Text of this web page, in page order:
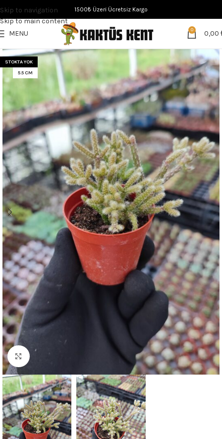
Skip to navigation
Skip to main content
1500₺ Üzeri Ücretsiz Kargo
MENU 0 0,00
STOKTA YOK
5.5 CM
Click to enlarge